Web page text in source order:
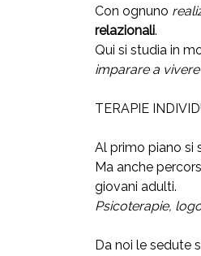
Con ognuno
relazionali.
Qui si studia in
imparare a
TERAPIE
Al primo piano si
Ma anche
giovani adulti.
Psicoterapie,
Da noi le sedute